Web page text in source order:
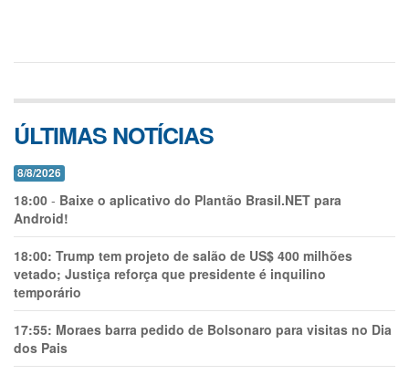
ÚLTIMAS NOTÍCIAS
8/8/2026
18:00 - Baixe o aplicativo do Plantão Brasil.NET para
Android!
18:00: Trump tem projeto de salão de US$ 400 milhões
vetado; Justiça reforça que presidente é inquilino
temporário
17:55: Moraes barra pedido de Bolsonaro para visitas no Dia
dos Pais